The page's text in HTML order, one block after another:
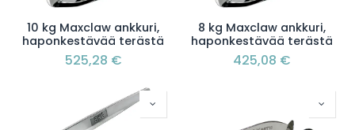
10 kg Maxclaw ankkuri,
haponkestävää terästä
525,28 €
8 kg Maxclaw ankkuri,
haponkestävää terästä
425,08 €